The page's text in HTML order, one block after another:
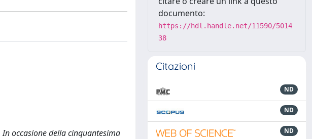
In occasione della cinquantesima
documento:
https://hdl.handle.net/11590/5014
38
Citazioni
ND
ND
ND